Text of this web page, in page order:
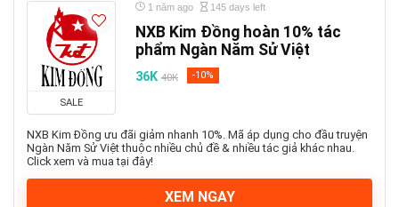
SALE
1 năm ago 145 days left
NXB Kim Đồng hoàn 10% tác
phẩm Ngàn Năm Sử Việt
36K 40K -10%
NXB Kim Đồng ưu đãi giảm nhanh 10%. Mã áp dụng cho đầu truyện
Ngàn Năm Sử Việt thuộc nhiều chủ đề & nhiều tác giả khác nhau.
Click xem và mua tại đây!
XEM NGAY